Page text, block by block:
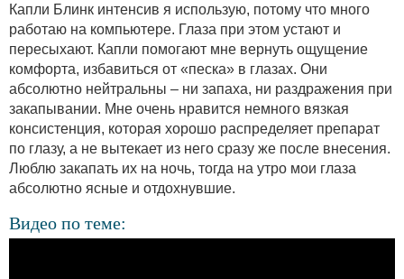
Капли Блинк интенсив я использую, потому что много
работаю на компьютере. Глаза при этом устают и
пересыхают. Капли помогают мне вернуть ощущение
комфорта, избавиться от «песка» в глазах. Они
абсолютно нейтральны – ни запаха, ни раздражения при
закапывании. Мне очень нравится немного вязкая
консистенция, которая хорошо распределяет препарат
по глазу, а не вытекает из него сразу же после внесения.
Люблю закапать их на ночь, тогда на утро мои глаза
абсолютно ясные и отдохнувшие.
Видео по теме: